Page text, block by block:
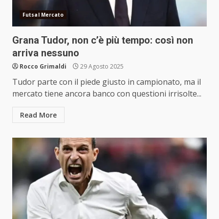
Futsal Mercato
Grana Tudor, non c’è più tempo: così non
arriva nessuno
Rocco Grimaldi 29 Agosto 2025
Tudor parte con il piede giusto in campionato, ma il
mercato tiene ancora banco con questioni irrisolte...
Read More